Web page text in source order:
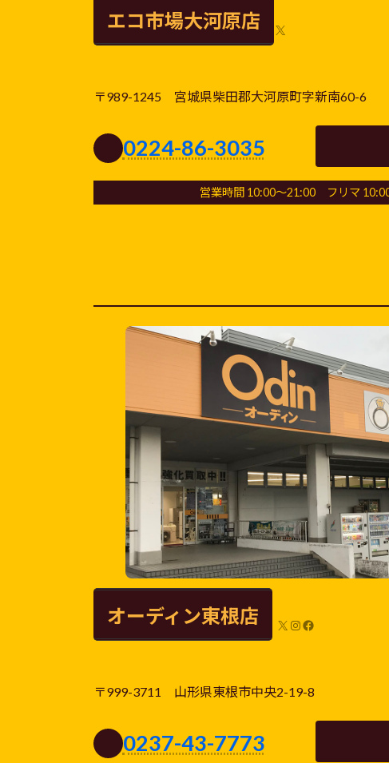
エコ市場大河原店 X
〒989-1245 宮城県柴田郡大河原町字新南60-6
0224-86-3035
営業時間 10:00～21:00 フリマ
オーディン東根店 X Instagram
Facebook
〒999-3711 山形県東根市中央2-19-8
0237-43-7773